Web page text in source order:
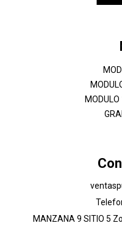
MANZANA 9 SITIO 5